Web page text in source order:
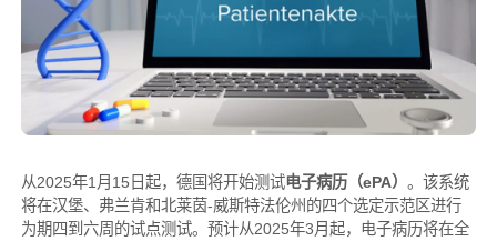
从2025年1月15日起，德国将开始测试电子病历（ePA）。该系统
将在汉堡、弗兰肯和北莱茵-威斯特法伦州的四个选定示范区进行
为期四到六周的试点测试。预计从2025年3月起，电子病历将在全